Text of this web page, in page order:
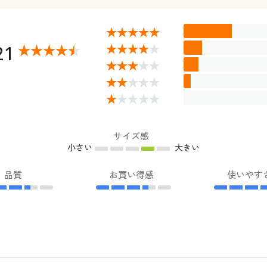
サイズ感
小さい 大きい
品質 お買い得感 使いや